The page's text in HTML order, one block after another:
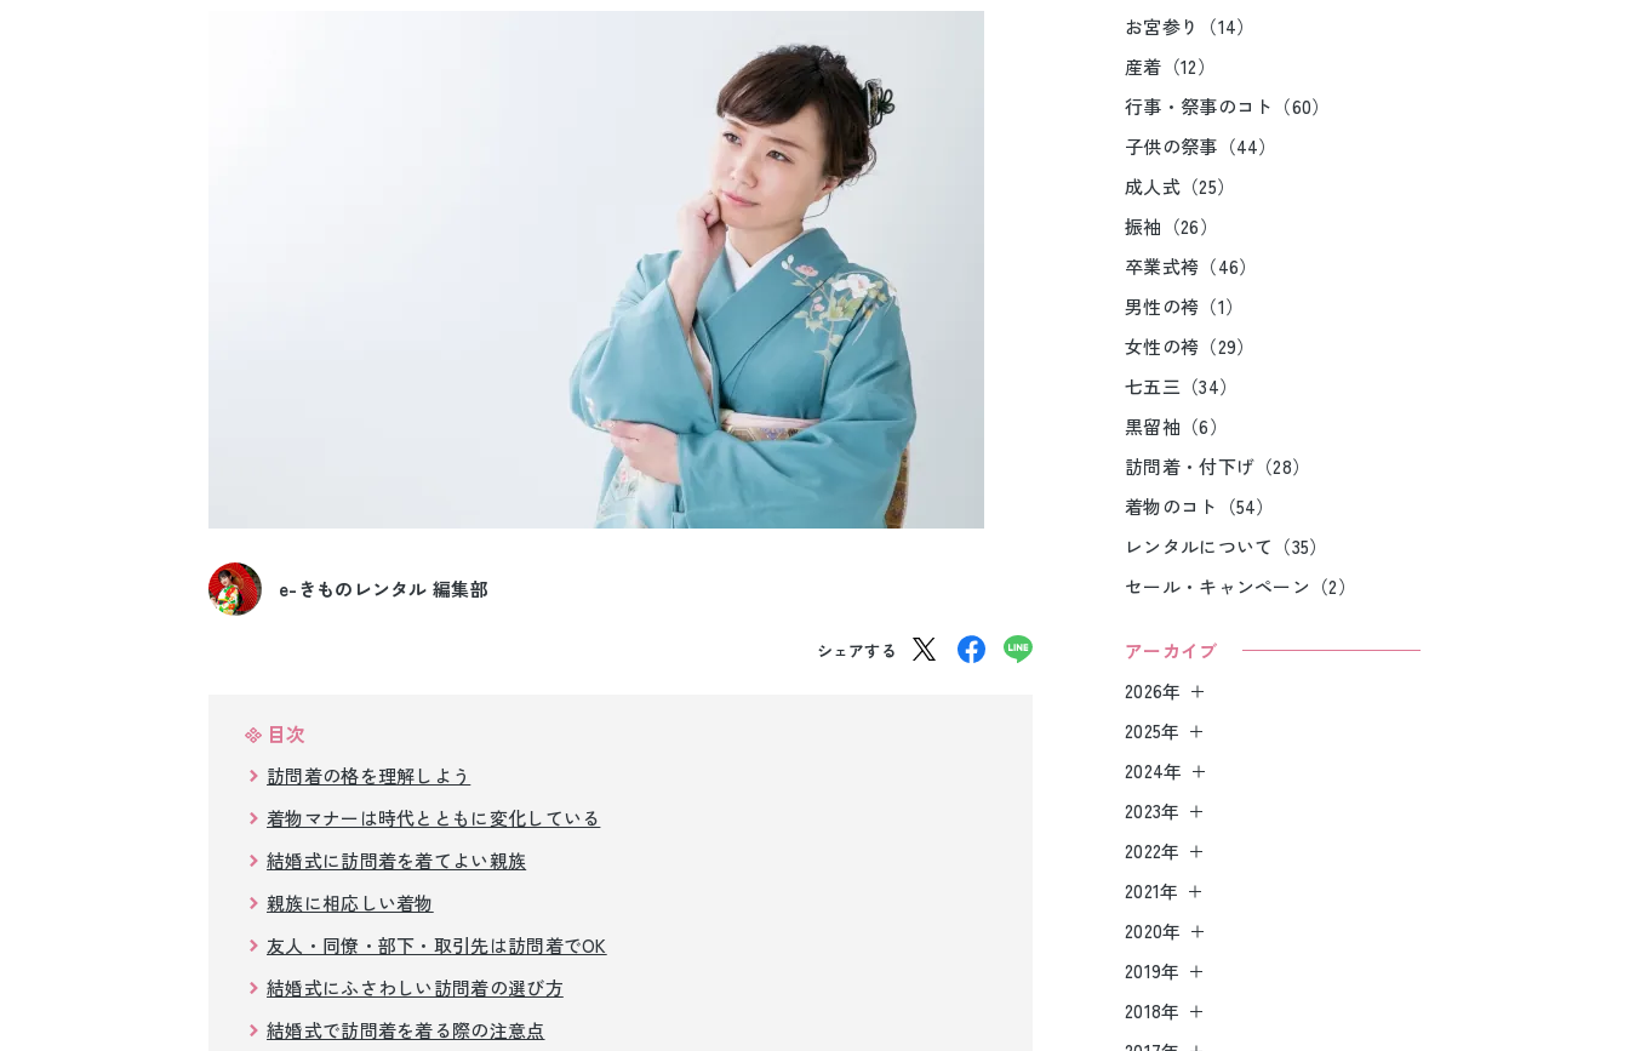
e-きものレンタル 編集部
シェアする
目次
訪問着の格を理解しよう
着物マナーは時代とともに変化している
結婚式に訪問着を着てよい親族
親族に相応しい着物
友人・同僚・部下・取引先は訪問着でOK
結婚式にふさわしい訪問着の選び方
結婚式で訪問着を着る際の注意点
お宮参り（14）
産着（12）
行事・祭事のコト（60）
子供の祭事（44）
成人式（25）
振袖（26）
卒業式袴（46）
男性の袴（1）
女性の袴（29）
七五三（34）
黒留袖（6）
訪問着・付下げ（28）
着物のコト（54）
レンタルについて（35）
セール・キャンペーン（2）
アーカイブ
2026年
2025年
2024年
2023年
2022年
2021年
2020年
2019年
2018年